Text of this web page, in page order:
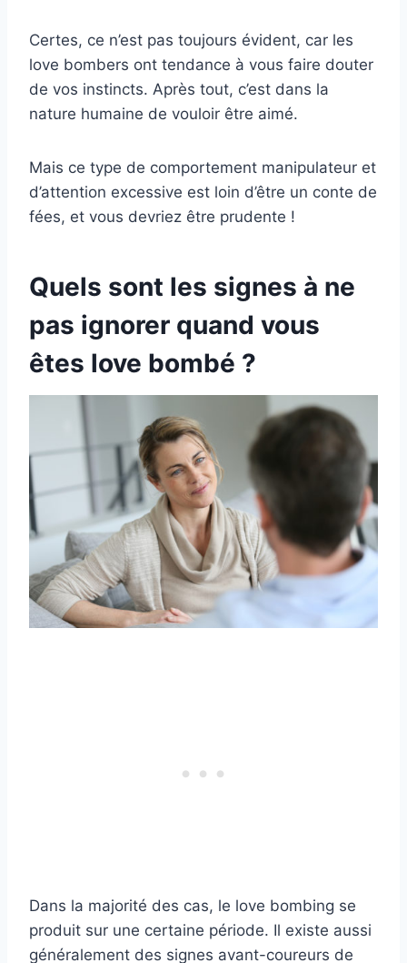
Certes, ce n’est pas toujours évident, car les
love bombers ont tendance à vous faire douter
de vos instincts. Après tout, c’est dans la
nature humaine de vouloir être aimé.
Mais ce type de comportement manipulateur et
d’attention excessive est loin d’être un conte de
fées, et vous devriez être prudente !
Quels sont les signes à ne
pas ignorer quand vous
êtes love bombé ?
Dans la majorité des cas, le love bombing se
produit sur une certaine période. Il existe aussi
généralement des signes avant-coureurs de